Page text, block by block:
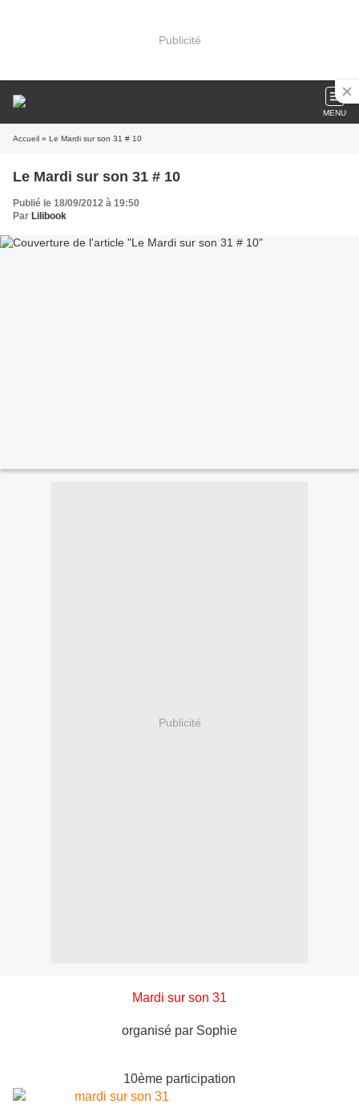
Publicité
MENU
Accueil » Le Mardi sur son 31 # 10
Le Mardi sur son 31 # 10
Publié le 18/09/2012 à 19:50
Par Lilibook
Publicité
Mardi sur son 31
organisé par Sophie
10ème participation